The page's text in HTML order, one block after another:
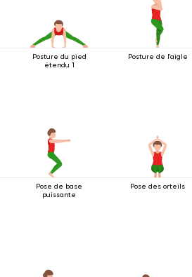
Posture du pied
étendu 1
Posture de l'aigle
Pose de base
puissante
Pose des orteils